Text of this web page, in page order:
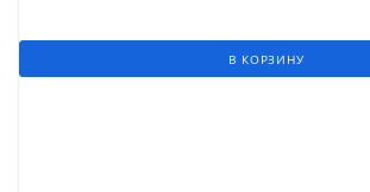
В КОРЗИНУ